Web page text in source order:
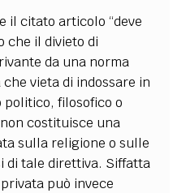
il citato articolo “deve
che il divieto di
da una norma
vieta di indossare in
politico, filosofico o
costituisce una
sulla religione o sulle
di tale direttiva. Siffatta
può invece